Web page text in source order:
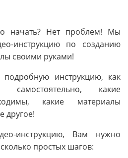
начать? Нет проблем! Мы
инструкцию по созданию
своими руками!
инструкцию, как
самостоятельно, какие
какие материалы
другое!
инструкцию, Вам нужно
простых шагов: